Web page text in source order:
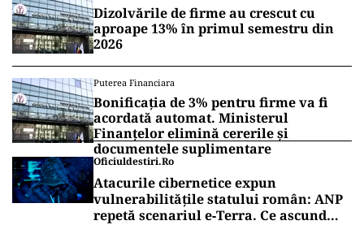
Dizolvările de firme au crescut cu
aproape 13% în primul semestru din
2026
Puterea Financiara
Bonificația de 3% pentru firme va fi
acordată automat. Ministerul
Finanțelor elimină cererile și
documentele suplimentare
Oficiuldestiri.ro
Atacurile cibernetice expun
vulnerabilitățile statului român: ANP
repetă scenariul e‑Terra. Ce ascund